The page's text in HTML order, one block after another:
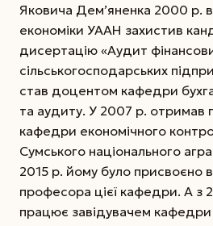
Яковича Дем’яненка 2000 р. в
економіки УААН захистив
дисертацію «Аудит
сільськогосподарських
став доцентом кафедри
та аудиту. У 2007 р. отримав
кафедри економічного
Сумського національного
2015 р. йому було присвоєно
професора цієї кафедри. А з
працює завідувачем кафедри